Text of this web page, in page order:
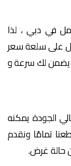
في دبي ، لذا
على سلعة سعر
يضمن لك سرعة و
الجودة يمكنه
تمامًا ونقدم
حالة غرض.